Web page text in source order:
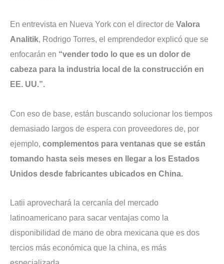
En entrevista en Nueva York con el director de Valora
Analitik, Rodrigo Torres, el emprendedor explicó que se
enfocarán en “vender todo lo que es un dolor de
cabeza para la industria local de la construcción en
EE. UU.”.
Con eso de base, están buscando solucionar los tiempos
demasiado largos de espera con proveedores de, por
ejemplo, complementos para ventanas que se están
tomando hasta seis meses en llegar a los Estados
Unidos desde fabricantes ubicados en China.
Latii aprovechará la cercanía del mercado
latinoamericano para sacar ventajas como la
disponibilidad de mano de obra mexicana que es dos
tercios más económica que la china, es más